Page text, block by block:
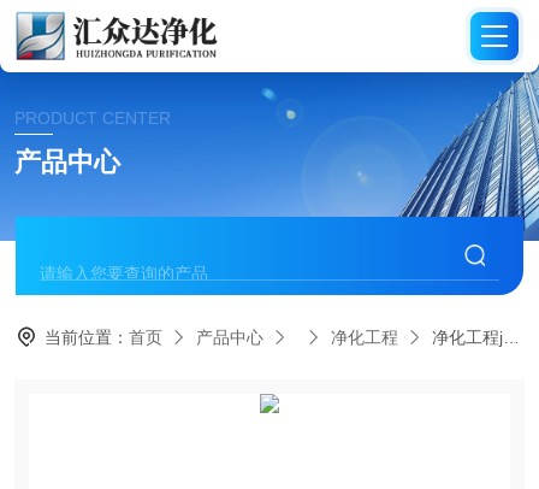
PRODUCT CENTER
产品中心
当前位置：首页 产品中心 净化工程 净化工程j济南纯净水净化车间装修